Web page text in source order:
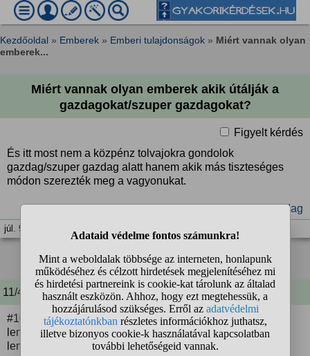
Kezdőoldal » Emberek » Emberi tulajdonságok » Miért vannak olyan
emberek...
Miért vannak olyan emberek akik útálják a
gazdagokat/szuper gazdagokat?
Figyelt kérdés
És itt most nem a közpénz tolvajokra gondolok
gazdag/szuper gazdag alatt hanem akik más tiszteséges
módon szerezték meg a vagyonukat.
#gazdag #szupergazdag
júl. 9. 09:22
❮❮ ❮ 1 2 3 4 ... ❯ ❯❯
11/45 A kérdező kommentje:
#10 Mert szerintem kell egy külömbség. Gondolj bele mi
lenne ha mindenki kb ugyan úgy élne. Ki az aki vállalkozó
lenne és egy csomó pénzt és energiát bele fektetne?